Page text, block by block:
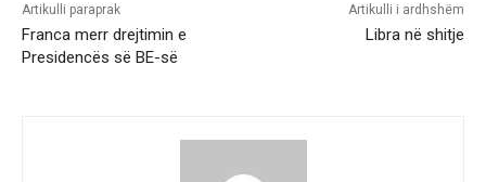
Artikulli paraprak
Franca merr drejtimin e
Presidencës së BE-së
Artikulli i ardhshëm
Libra në shitje